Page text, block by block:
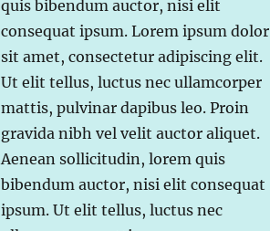
quis bibendum auctor, nisi elit
consequat ipsum. Lorem ipsum dolor
sit amet, consectetur adipiscing elit.
Ut elit tellus, luctus nec ullamcorper
mattis, pulvinar dapibus leo. Proin
gravida nibh vel velit auctor aliquet.
Aenean sollicitudin, lorem quis
bibendum auctor, nisi elit consequat
ipsum. Ut elit tellus, luctus nec